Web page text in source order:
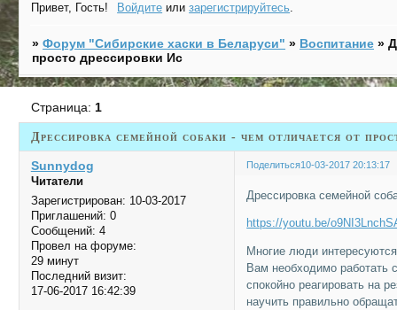
Привет, Гость! Войдите илизарегистрируйтесь.
»Форум "Cибирские хаски в Беларуси" » Воспитание »
просто дрессировки Ис
Дрессировка семейной собаки - чем отличается от
Страница: 1
Поделиться10-03-2017 20:13:17
Sunnydog
Читатели
Зарегистрирован: 10-03-2017
Приглашений: 0
Сообщений: 4
Провел на форуме:
29 минут
Последний визит:
17-06-2017 16:42:39
Дрессировка семейной
https://youtu.be/
Многие люди
Вам необходимо работать
спокойно реагировать на
научить правильно